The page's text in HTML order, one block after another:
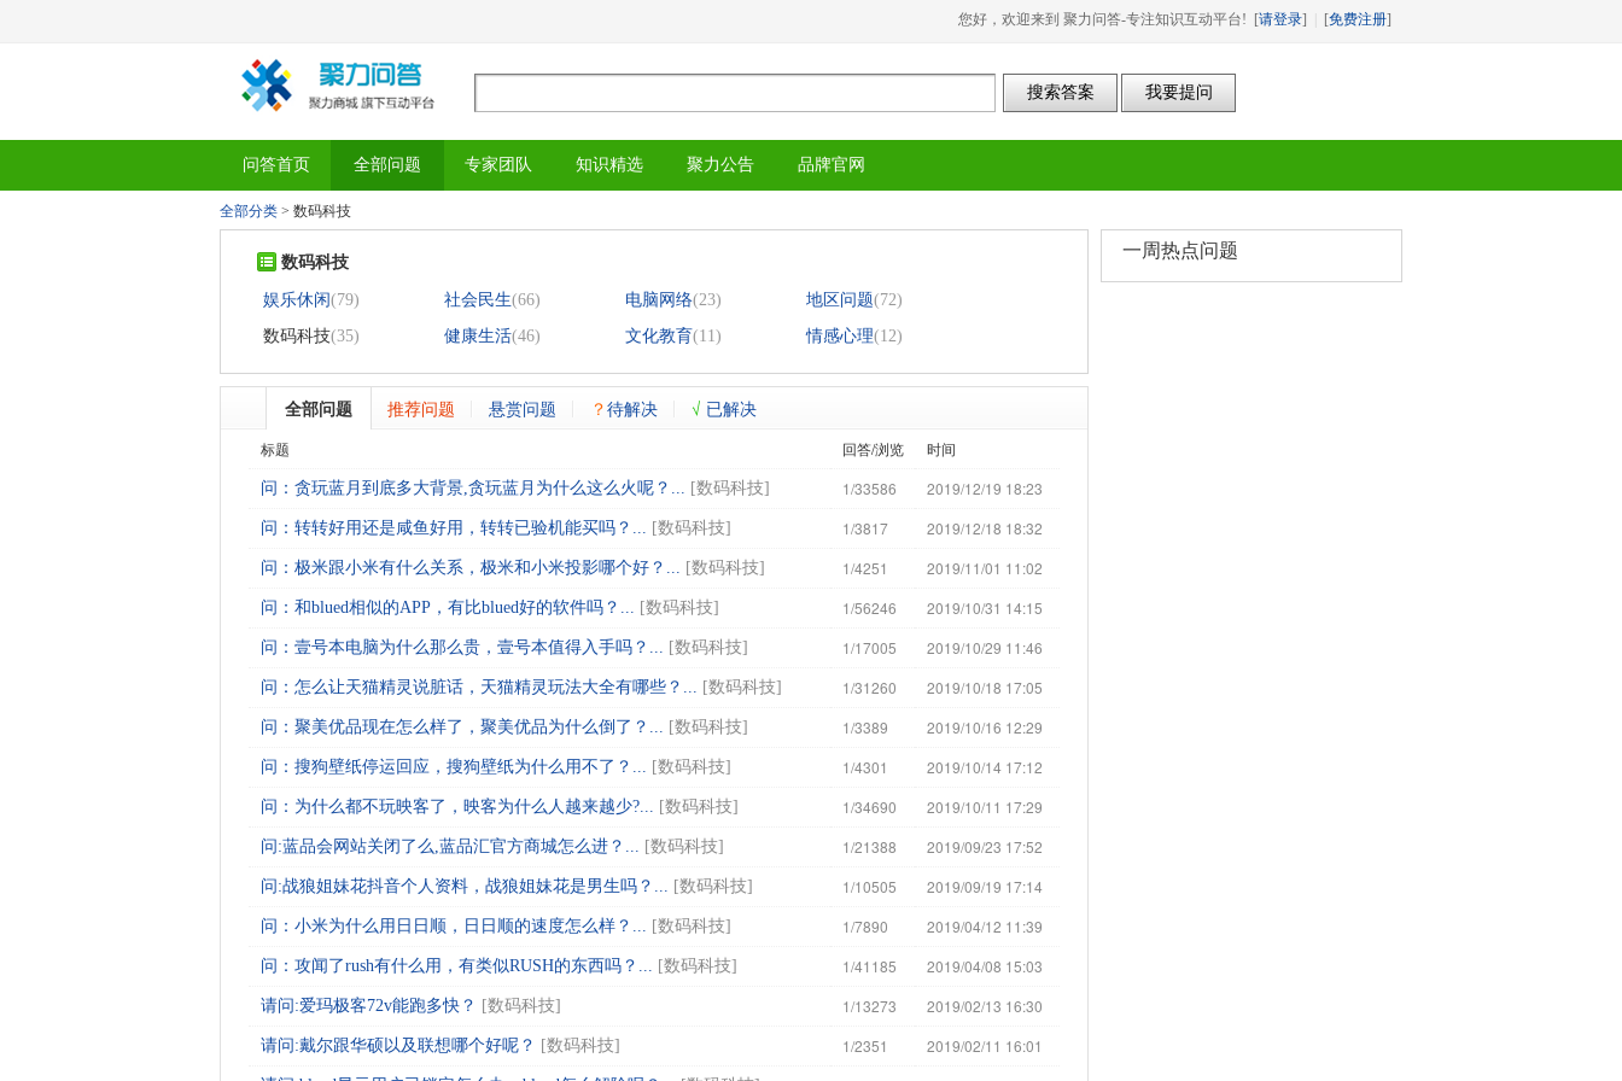
您好，欢迎来到 聚力问答-专注知识互动平台! [请登录] [免费注册]
问答首页 全部问题 专家团队 知识精选 聚力公告 品牌官网
全部分类 > 数码科技
数码科技
娱乐休闲(79) 社会民生(66) 电脑网络(23) 地区问题(72)
数码科技(35) 健康生活(46) 文化教育(11) 情感心理(12)
全部问题 推荐问题 悬赏问题 ？待解决 √ 已解决
标题 回答/浏览 时间
问：贪玩蓝月到底多大背景,贪玩蓝月为什么这么火呢？... [数码科技] 1/33586 2019/12/19 18:23
问：转转好用还是咸鱼好用，转转已验机能买吗？... [数码科技] 1/3817 2019/12/18 18:32
问：极米跟小米有什么关系，极米和小米投影哪个好？... [数码科技] 1/4251 2019/11/01 11:02
问：和blued相似的APP，有比blued好的软件吗？... [数码科技] 1/56246 2019/10/31 14:15
问：壹号本电脑为什么那么贵，壹号本值得入手吗？... [数码科技] 1/17005 2019/10/29 11:46
问：怎么让天猫精灵说脏话，天猫精灵玩法大全有哪些？... [数码科技] 1/31260 2019/10/18 17:05
问：聚美优品现在怎么样了，聚美优品为什么倒了？... [数码科技] 1/3389 2019/10/16 12:29
问：搜狗壁纸停运回应，搜狗壁纸为什么用不了？... [数码科技] 1/4301 2019/10/14 17:12
问：为什么都不玩映客了，映客为什么人越来越少?... [数码科技] 1/34690 2019/10/11 17:29
问:蓝品会网站关闭了么,蓝品汇官方商城怎么进？... [数码科技] 1/21388 2019/09/23 17:52
问:战狼姐妹花抖音个人资料，战狼姐妹花是男生吗？... [数码科技] 1/10505 2019/09/19 17:14
问：小米为什么用日日顺，日日顺的速度怎么样？... [数码科技] 1/7890 2019/04/12 11:39
问：攻闻了rush有什么用，有类似RUSH的东西吗？... [数码科技] 1/41185 2019/04/08 15:03
请问:爱玛极客72v能跑多快？ [数码科技] 1/13273 2019/02/13 16:30
请问:戴尔跟华硕以及联想哪个好呢？ [数码科技] 1/2351 2019/02/11 16:01
一周热点问题